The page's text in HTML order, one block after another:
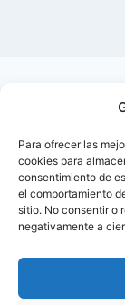
Para ofrecer las
cookies para
consentimiento de
el comportamiento
sitio. No consentir o
negativamente a